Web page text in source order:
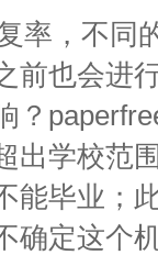
率，不同
前也会进
？
出学校范
能毕业；
确定这个